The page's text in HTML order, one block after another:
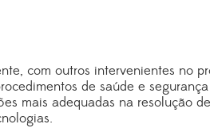
com outros intervenientes no
de saúde e
mais adequadas na resolução